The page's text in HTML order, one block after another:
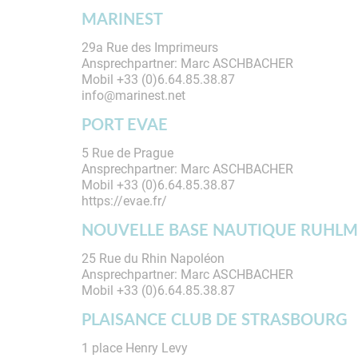
MARINEST
29a Rue des Imprimeurs
Ansprechpartner: Marc ASCHBACHER
Mobil +33 (0)6.64.85.38.87
info@marinest.net
PORT EVAE
5 Rue de Prague
Ansprechpartner: Marc ASCHBACHER
Mobil +33 (0)6.64.85.38.87
https://evae.fr/
NOUVELLE BASE NAUTIQUE
25 Rue du Rhin Napoléon
Ansprechpartner: Marc ASCHBACHER
Mobil +33 (0)6.64.85.38.87
PLAISANCE CLUB DE STRASBOURG
1 place Henry Levy